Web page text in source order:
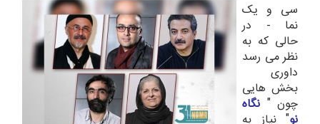
سی و یک
نما - در
حالی که به
نظر می رسد
داوری
بخش هایی
چون " نگاه
نو" نیاز به